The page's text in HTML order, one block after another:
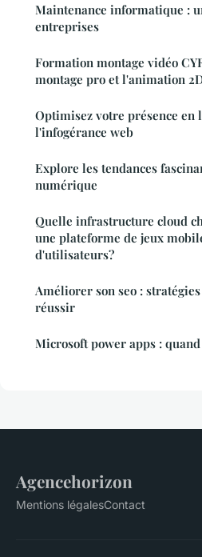
Maintenance informatique :
entreprises
Formation montage vidéo
montage pro et l'animation
Optimisez votre présence en
l'infogérance web
Explore les tendances
numérique
Quelle infrastructure cloud
une plateforme de jeux
d'utilisateurs?
Améliorer son seo :
réussir
Microsoft power apps :
Agencehorizon
Mentions légalesContact